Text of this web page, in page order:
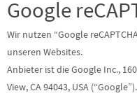
Google
Wir nutzen “Google
unseren Websites.
Anbieter ist die Google Inc.,
View, CA 94043, USA (“Google”).